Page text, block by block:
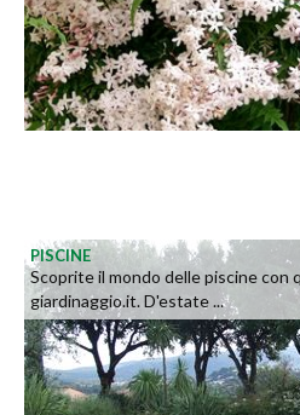
PISCINE
Scoprite il mondo delle piscine con
giardinaggio.it. D'estate ...